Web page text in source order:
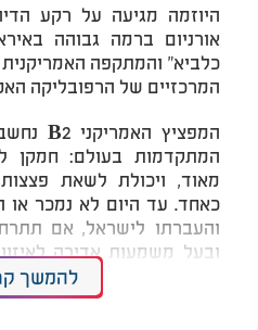
היוזמה מגיעה על רקע
אורניום ברמה גבוהה
כלביא" והמתקפה
המרכזיים של הרפובליקה
המפציץ האמריקני B2
המתקדמות בעולם: חמקן
מאוד, ויכולת לשאת פצצות
כאחד. עד היום לא נמכר או
והעברתו לישראל, אם
ובעל משמעות אדירה
להמשך